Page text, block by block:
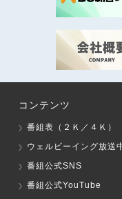
コンテンツ
番組表（２Ｋ／４Ｋ）
ウェルビーイング放送
番組公式SNS
番組公式YouTube